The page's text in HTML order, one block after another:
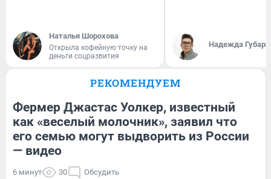
Наталья Шорохова
Открыла кофейную точку на
деньги соцразвития
Надежда Губарь
РЕКОМЕНДУЕМ
Фермер Джастас Уолкер, известный
как «веселый молочник», заявил что
его семью могут выдворить из России
— видео
6 минут 30 Обсудить